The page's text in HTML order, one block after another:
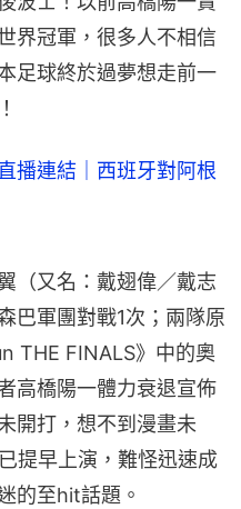
界冠軍，很多人不相信
足球終於過夢想走前一
播連結｜西班牙對阿根
（又名：戴翅偉／戴志
巴軍團對戰1次；兩隊原
THE FINALS》中的奧
高橋陽一體力衰退宣佈
開打，想不到漫畫未
提早上演，難怪迅速成
的至hit話題。